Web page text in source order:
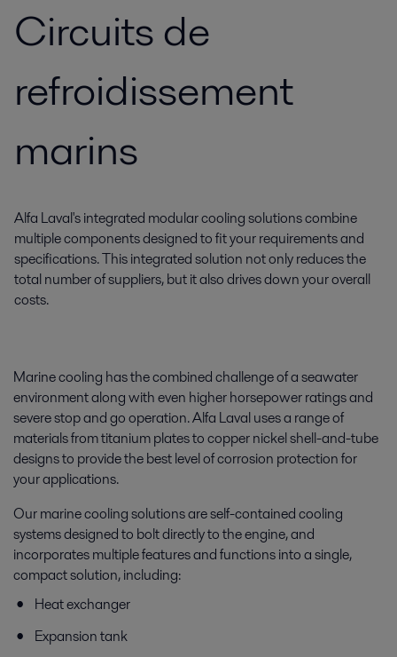
Circuits de
refroidissement
marins
Alfa Laval's integrated modular cooling solutions combine
multiple components designed to fit your requirements and
specifications. This integrated solution not only reduces the
total number of suppliers, but it also drives down your overall
costs.
Marine cooling has the combined challenge of a seawater
environment along with even higher horsepower ratings and
severe stop and go operation. Alfa Laval uses a range of
materials from titanium plates to copper nickel shell-and-tube
designs to provide the best level of corrosion protection for
your applications.
Our marine cooling solutions are self-contained cooling
systems designed to bolt directly to the engine, and
incorporates multiple features and functions into a single,
compact solution, including:
Heat exchanger
Expansion tank